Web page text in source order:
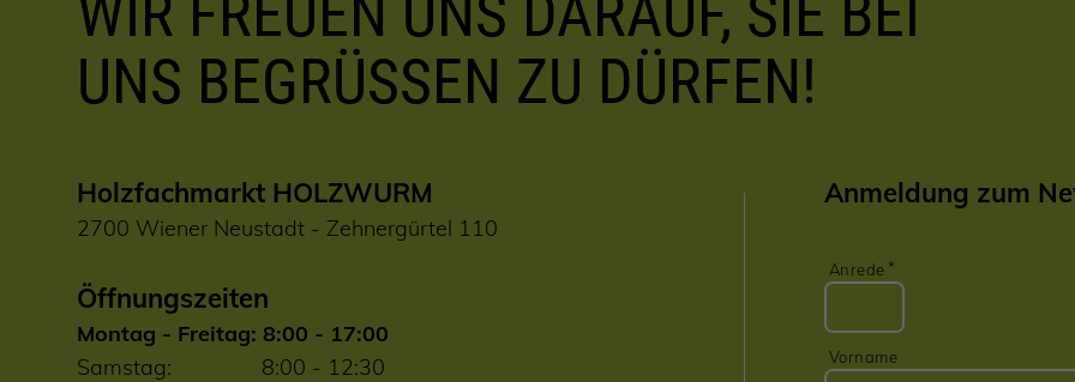
WIR FREUEN UNS DARAUF, SIE BEI
UNS BEGRÜSSEN ZU DÜRFEN!
Holzfachmarkt HOLZWURM
2700 Wiener Neustadt - Zehnergürtel 110
Öffnungszeiten
Montag - Freitag: 8:00 - 17:00
Samstag: 8:00 - 12:30
Anmeldung zum
Anrede
Vorname